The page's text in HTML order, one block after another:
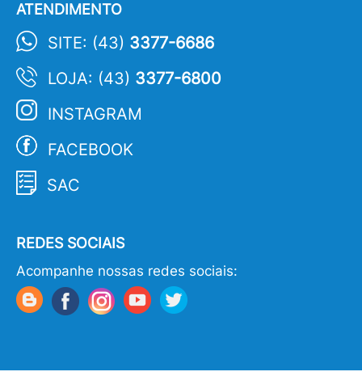
ATENDIMENTO
SITE: (43) 3377-6686
LOJA: (43) 3377-6800
INSTAGRAM
FACEBOOK
SAC
REDES SOCIAIS
Acompanhe nossas redes sociais: